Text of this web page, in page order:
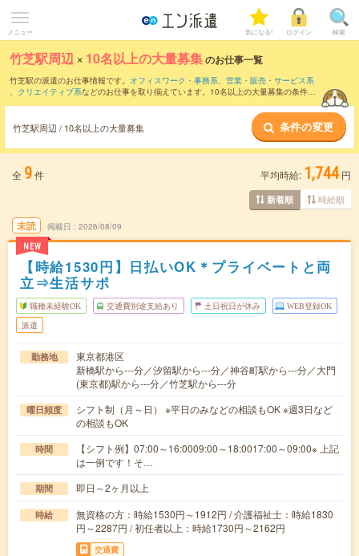
メニュー 気になる! ログイン 検索
竹芝駅周辺 × 10名以上の大量募集のお仕事一覧
竹芝駅の派遣のお仕事情報です。 オフィスワーク・事務系、 営業・販売・サービス系
、 クリエイティブ系などのお仕事を取り揃えています。10名以上の大量募集の条件の
竹芝駅周辺 / 10名以上の大量募集 条件の変更
全 9件 平均時給: 1,744 円
新着順 時給順
未読
NEW
掲載日 2026/08/09
【時給1530円】日払いOK＊プライベートと両
立⇒生活サポ
職種未経験OK 交通費別途支給あり 土日祝日が休み WEB登録OK
派遣
勤務地
東京都港区
新橋駅から---分／汐留駅から---分／神谷町駅から---分／大門
(東京都)駅から---分／竹芝駅から---分
曜日頻度
シフト制（月～日） ※平日のみなどの相談もOK ※週3日など
の相談もOK
時間
【シフト例】07:00～16:0009:00～18:0017:00～09:00※ 上記
は一例です！そ…
期間 即日～2ヶ月以上
時給
無資格の方：時給1530円～1912円 / 介護福祉士：時給1830
円～2287円 / 初任者以上：時給1730円～2162円
交通費